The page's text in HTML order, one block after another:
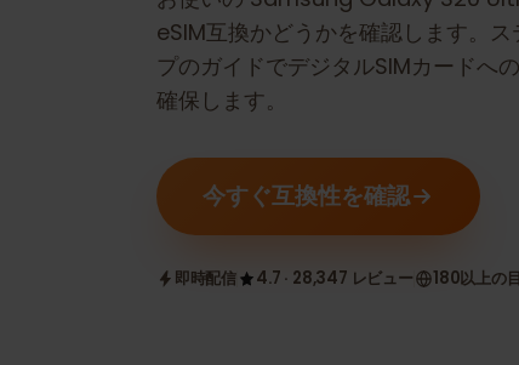
お使いの Samsung Galaxy S20
eSIM互換かどうかを確認します。
プのガイドでデジタルSIMカード
今すぐ互換性を確認